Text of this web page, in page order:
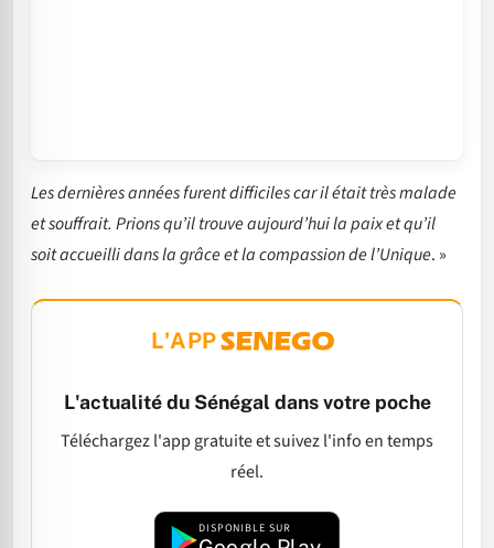
Les dernières années furent difficiles car il était très malade
et souffrait. Prions qu’il trouve aujourd’hui la paix et qu’il
soit accueilli dans la grâce et la compassion de l’Unique. »
L'APP
L'actualité du Sénégal dans votre poche
Téléchargez l'app gratuite et suivez l'info en temps
réel.
DISPONIBLE SUR